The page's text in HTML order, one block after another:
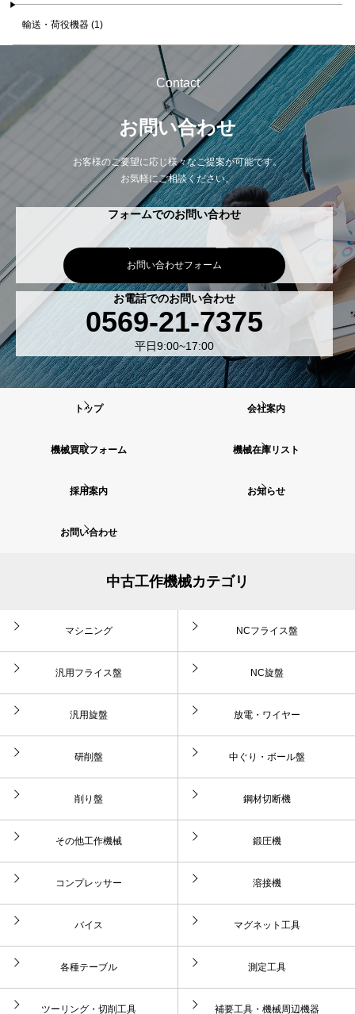
輸送・荷役機器 (1)
Contact
お問い合わせ
お客様のご要望に応じ様々なご提案が可能です。
お気軽にご相談ください。
フォームでのお問い合わせ
お問い合わせフォーム
お電話でのお問い合わせ
0569-21-7375
平日9:00~17:00
トップ 会社案内
機械買取フォーム 機械在庫リスト
採用案内 お知らせ
お問い合わせ
中古工作機械カテゴリ
マシニング NCフライス盤
汎用フライス盤 NC旋盤
汎用旋盤 放電・ワイヤー
研削盤 中ぐり・ボール盤
削り盤 鋼材切断機
その他工作機械 鍛圧機
コンプレッサー 溶接機
バイス マグネット工具
各種テーブル 測定工具
ツーリング・切削工具 補要工具・機械周辺機器